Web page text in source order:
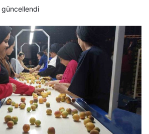
güncellendi